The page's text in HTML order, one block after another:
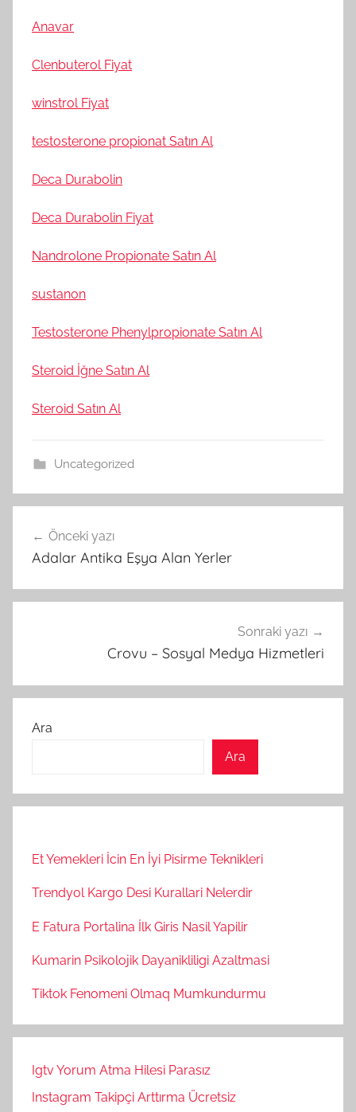
Anavar
Clenbuterol Fiyat
winstrol Fiyat
testosterone propionat Satın Al
Deca Durabolin
Deca Durabolin Fiyat
Nandrolone Propionate Satın Al
sustanon
Testosterone Phenylpropionate Satın Al
Steroid İğne Satın Al
Steroid Satın Al
Uncategorized
gezinmesi
Önceki yazı
Adalar Antika Eşya Alan Yerler
Sonraki yazı
Crovu – Sosyal Medya Hizmetleri
Ara
Ara
Et Yemekleri İcin En İyi Pisirme Teknikleri
Trendyol Kargo Desi Kurallari Nelerdir
E Fatura Portalina İlk Giris Nasil Yapilir
Kumarin Psikolojik Dayanikliligi Azaltmasi
Tiktok Fenomeni Olmaq Mumkundurmu
Igtv Yorum Atma Hilesi Parasız
Instagram Takipçi Arttırma Ücretsiz